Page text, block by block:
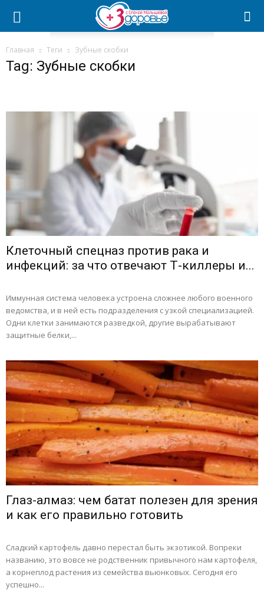
Главная Теги Зубные скобки
Tag: Зубные скобки
Клеточный спецназ против рака и
инфекций: за что отвечают Т-киллеры и...
Иммунная система человека устроена сложнее любого военного
ведомства, и в ней есть подразделения с узкой специализацией.
Одни клетки занимаются разведкой, другие вырабатывают
защитные белки,...
Глаз-алмаз: чем батат полезен для зрения
и как его правильно готовить
Сладкий картофель давно перестал быть экзотикой. Вопреки
названию, это вовсе не родственник привычного нам картофеля,
а корнеплод растения из семейства вьюнковых. Сегодня его
успешно...